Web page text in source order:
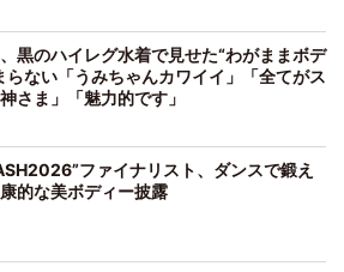
黒のハイレグ水着で見せた“わがままボデ
らない「うみちゃんカワイイ」「全てがス
さま」「魅力的です」
ファイナリスト、ダンスで鍛え
康的な美ボディー披露